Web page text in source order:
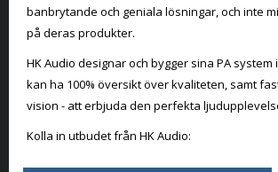
banbrytande och geniala lösningar, och inte
på deras produkter.
HK Audio designar och bygger sina PA system
kan ha 100% översikt över kvaliteten, samt
vision - att erbjuda den perfekta
Kolla in utbudet från HK Audio: